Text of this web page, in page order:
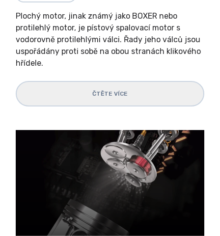
Plochý motor, jinak známý jako BOXER nebo
protilehlý motor, je pístový spalovací motor s
vodorovně protilehlými válci. Řady jeho válců jsou
uspořádány proti sobě na obou stranách klikového
hřídele.
ČTĚTE VÍCE